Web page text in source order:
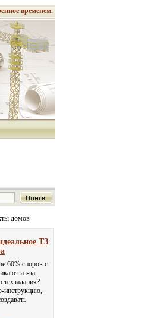
временем.
домов
ТЗ
60% споров с
из-за
техзадания?
инструкцию,